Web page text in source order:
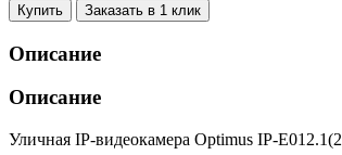
Купить Заказать в 1 клик
Описание
Описание
Уличная IP-видеокамера Optimus IP-